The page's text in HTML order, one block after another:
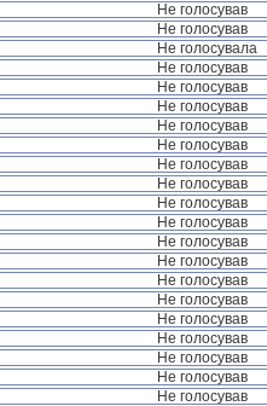
Не голосував
Не голосував
Не голосувала
Не голосував
Не голосував
Не голосував
Не голосував
Не голосував
Не голосував
Не голосував
Не голосував
Не голосував
Не голосував
Не голосував
Не голосував
Не голосував
Не голосував
Не голосував
Не голосував
Не голосував
Не голосував